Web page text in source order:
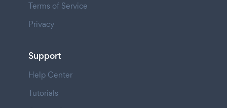
Terms of Service
Privacy
Support
Help Center
Tutorials